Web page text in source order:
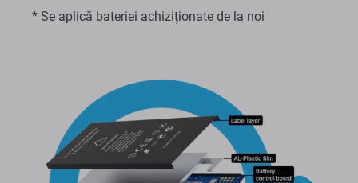
* Se aplică bateriei achiziționate de la noi